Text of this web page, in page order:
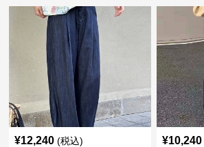
¥12,240 (税込) ¥10,240